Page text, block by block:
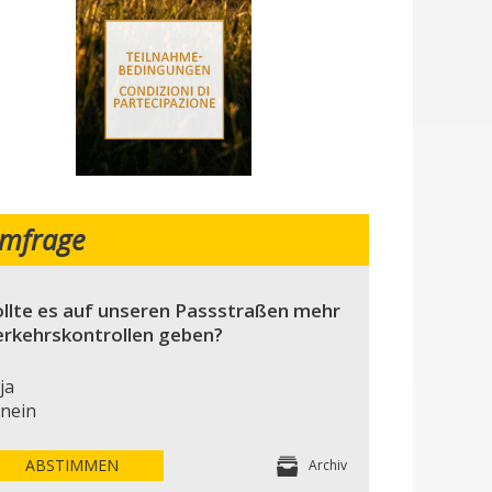
es auf unseren Passstraßen mehr
geben?
ja
nein
ABSTIMMEN Archiv